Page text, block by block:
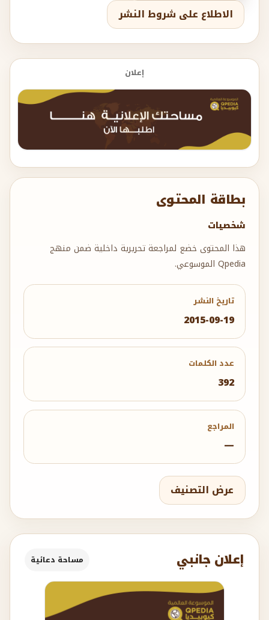
بطاقة المحتوى
شخصيات
هذا المحتوى خضع لمراجعة تحريرية داخلية ضمن منهج
Qpedia الموسوعي.
تاريخ النشر
2015-09-19
عدد الكلمات
392
المراجع
—
عرض التصنيف
إعلان جانبي مساحة دعائية
الاطلاع على شروط النشر
إعلان